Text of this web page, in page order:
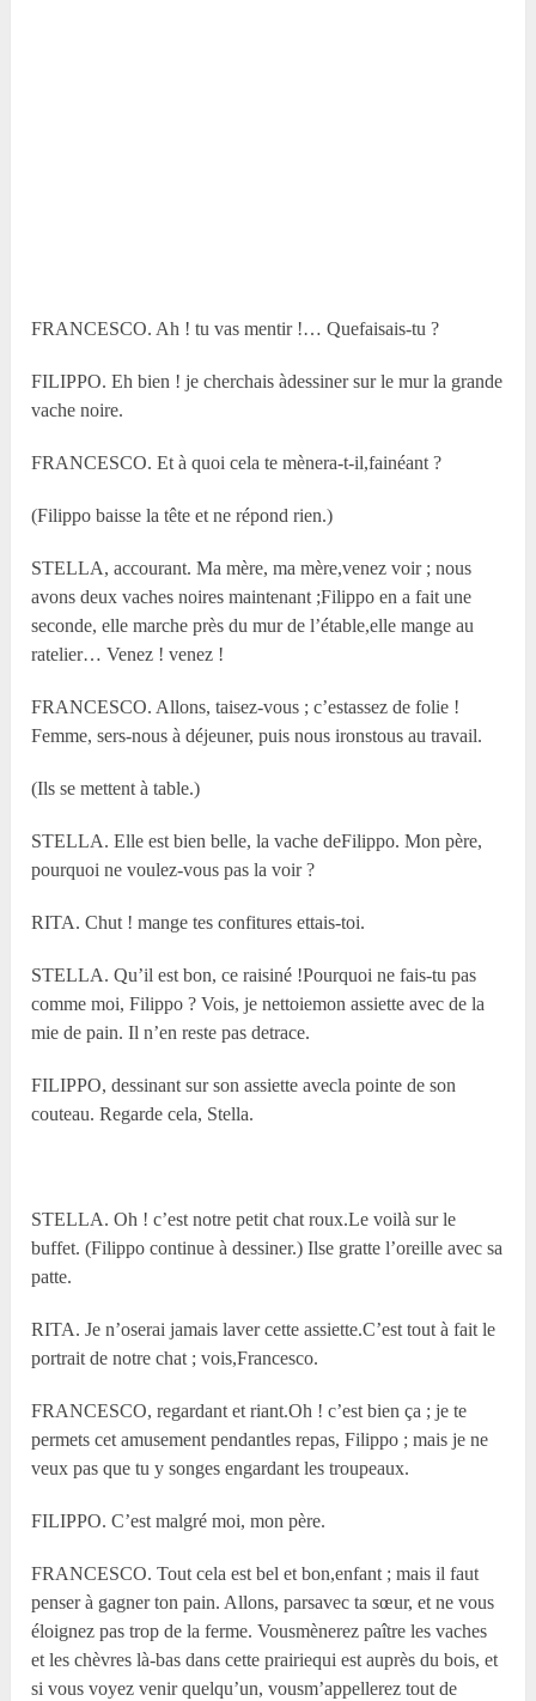
FRANCESCO. Ah ! tu vas mentir !… Quefaisais-tu ?
FILIPPO. Eh bien ! je cherchais àdessiner sur le mur la grande
vache noire.
FRANCESCO. Et à quoi cela te mènera-t-il,fainéant ?
(Filippo baisse la tête et ne répond rien.)
STELLA, accourant. Ma mère, ma mère,venez voir ; nous
avons deux vaches noires maintenant ;Filippo en a fait une
seconde, elle marche près du mur de l’étable,elle mange au
ratelier… Venez ! venez !
FRANCESCO. Allons, taisez-vous ; c’estassez de folie !
Femme, sers-nous à déjeuner, puis nous ironstous au travail.
(Ils se mettent à table.)
STELLA. Elle est bien belle, la vache deFilippo. Mon père,
pourquoi ne voulez-vous pas la voir ?
RITA. Chut ! mange tes confitures ettais-toi.
STELLA. Qu’il est bon, ce raisiné !Pourquoi ne fais-tu pas
comme moi, Filippo ? Vois, je nettoiemon assiette avec de la
mie de pain. Il n’en reste pas detrace.
FILIPPO, dessinant sur son assiette avecla pointe de son
couteau. Regarde cela, Stella.
STELLA. Oh ! c’est notre petit chat roux.Le voilà sur le
buffet. (Filippo continue à dessiner.) Ilse gratte l’oreille avec sa
patte.
RITA. Je n’oserai jamais laver cette assiette.C’est tout à fait le
portrait de notre chat ; vois,Francesco.
FRANCESCO, regardant et riant.Oh ! c’est bien ça ; je te
permets cet amusement pendantles repas, Filippo ; mais je ne
veux pas que tu y songes engardant les troupeaux.
FILIPPO. C’est malgré moi, mon père.
FRANCESCO. Tout cela est bel et bon,enfant ; mais il faut
penser à gagner ton pain. Allons, parsavec ta sœur, et ne vous
éloignez pas trop de la ferme. Vousmènerez paître les vaches
et les chèvres là-bas dans cette prairiequi est auprès du bois, et
si vous voyez venir quelqu’un, vousm’appellerez tout de